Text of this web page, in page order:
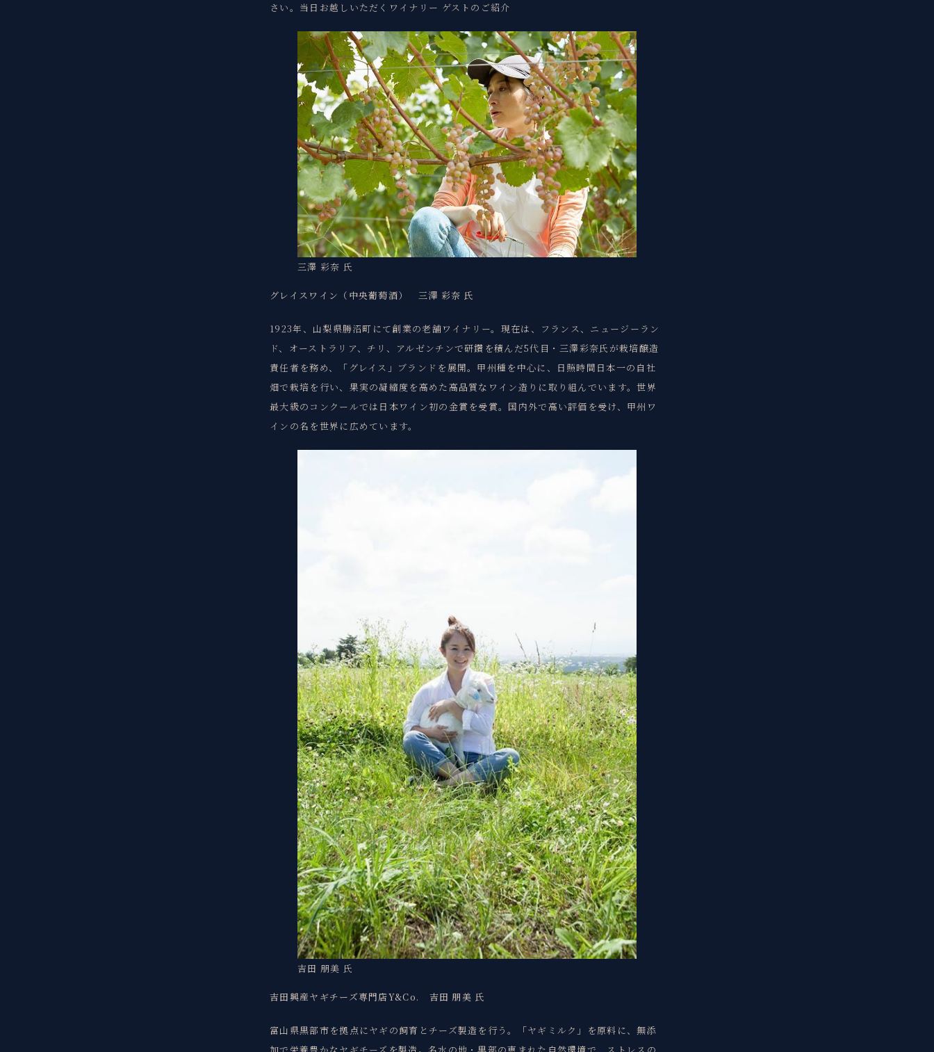
さい。当日お越しいただくワイナリー ゲストのご紹介
三澤 彩奈 氏
グレイスワイン（中央葡萄酒） 三澤 彩奈 氏
1923年、山梨県勝沼町にて創業の老舗ワイナリー。現在は、フランス、ニュージーラン
ド、オーストラリア、チリ、アルゼンチンで研鑽を積んだ5代目・三澤彩奈氏が栽培醸造
責任者を務め、「グレイス」ブランドを展開。甲州種を中心に、日照時間日本一の自社
畑で栽培を行い、果実の凝縮度を高めた高品質なワイン造りに取り組んでいます。世界
最大級のコンクールでは日本ワイン初の金賞を受賞。国内外で高い評価を受け、甲州ワ
インの名を世界に広めています。
吉田 朋美 氏
吉田興産ヤギチーズ専門店Y&Co. 吉田 朋美 氏
富山県黒部市を拠点にヤギの飼育とチーズ製造を行う。「ヤギミルク」を原料に、無添